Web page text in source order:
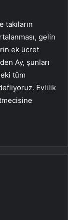
gelin
ek ücret
Ay, şunları
tüm
Evlilik